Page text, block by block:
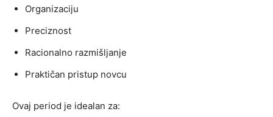
Organizaciju
Preciznost
Racionalno razmišljanje
Praktičan pristup novcu
Ovaj period je idealan za: